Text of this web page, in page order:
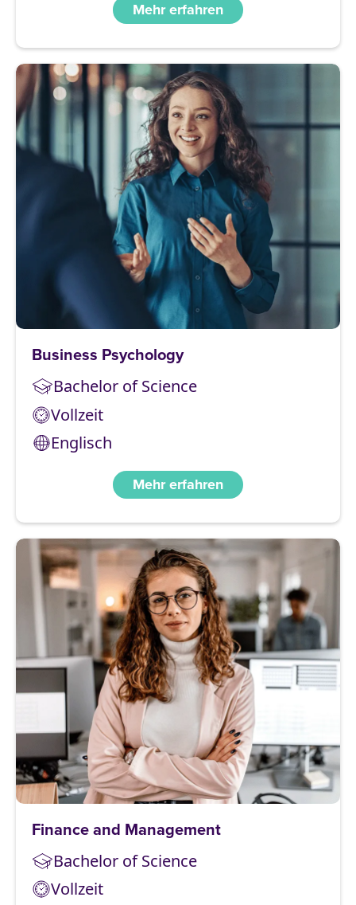
Mehr erfahren
Business Psychology
Bachelor of Science
Vollzeit
Englisch
Mehr erfahren
Finance and Management
Bachelor of Science
Vollzeit